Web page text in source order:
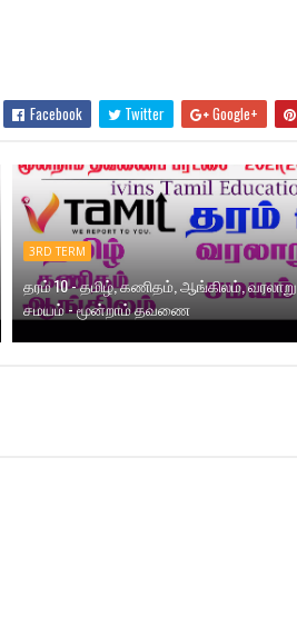
Facebook Twitter Google+
3RD TERM
தரம் 10 - தமிழ், கணிதம், ஆங்கிலம், வரலாறு,
சமயம் - மூன்றாம் தவணை